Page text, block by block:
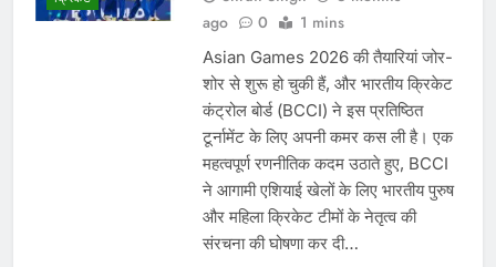
ago
0 1 mins
Asian Games 2026 की तैयारियां जोर-
शोर से शुरू हो चुकी हैं, और भारतीय क्रिकेट
कंट्रोल बोर्ड (BCCI) ने इस प्रतिष्ठित
टूर्नामेंट के लिए अपनी कमर कस ली है। एक
महत्वपूर्ण रणनीतिक कदम उठाते हुए, BCCI
ने आगामी एशियाई खेलों के लिए भारतीय पुरुष
और महिला क्रिकेट टीमों के नेतृत्व की
संरचना की घोषणा कर दी…